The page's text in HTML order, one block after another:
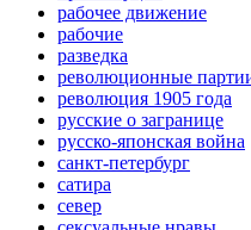
рабочее движение
рабочие
разведка
революционные
революция 1905 года
русские о загранице
русско-японская война
санкт-петербург
сатира
север